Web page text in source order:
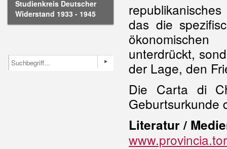
Studienkreis Deutscher
Widerstand 1933 - 1945
das die
unterdrückt,
der Lage, den
Die Carta di
Geburtsurkunde
Literatur /